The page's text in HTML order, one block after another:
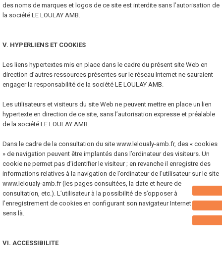
des noms de marques et logos de ce site est interdite sans l’autorisation de
la société LE LOULAY AMB.
V. HYPERLIENS ET COOKIES
Les liens hypertextes mis en place dans le cadre du présent site Web en
direction d’autres ressources présentes sur le réseau Internet ne sauraient
engager la responsabilité de la société LE LOULAY AMB.
Les utilisateurs et visiteurs du site Web ne peuvent mettre en place un lien
hypertexte en direction de ce site, sans l’autorisation expresse et préalable
de la société LE LOULAY AMB.
Dans le cadre de la consultation du site www.leloualy-amb.fr, des « cookies
» de navigation peuvent être implantés dans l’ordinateur des visiteurs. Un
cookie ne permet pas d’identifier le visiteur ; en revanche il enregistre des
informations relatives à la navigation de l’ordinateur de l’utilisateur sur le site
www.leloualy-amb.fr (les pages consultées, la date et heure de
consultation, etc.). L’utilisateur à la possibilité de s’opposer à
l’enregistrement de cookies en configurant son navigateur Internet en ce
sens là.
VI. ACCESSIBILITE